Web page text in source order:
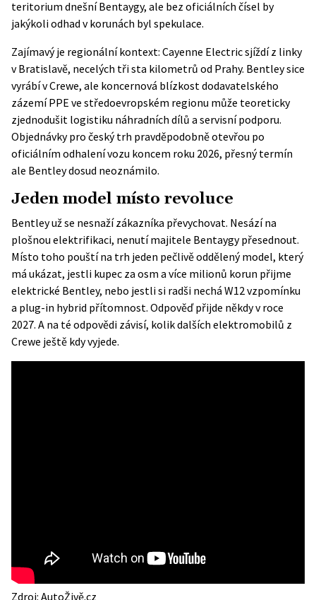
teritorium dnešní Bentaygy, ale bez oficiálních čísel by
jakýkoli odhad v korunách byl spekulace.
Zajímavý je regionální kontext: Cayenne Electric sjíždí z linky
v Bratislavě, necelých tři sta kilometrů od Prahy. Bentley sice
vyrábí v Crewe, ale koncernová blízkost dodavatelského
zázemí PPE ve středoevropském regionu může teoreticky
zjednodušit logistiku náhradních dílů a servisní podporu.
Objednávky pro český trh pravděpodobně otevřou po
oficiálním odhalení vozu koncem roku 2026, přesný termín
ale Bentley dosud neoznámilo.
Jeden model místo revoluce
Bentley už se nesnaží zákazníka převychovat. Nesází na
plošnou elektrifikaci, nenutí majitele Bentaygy přesednout.
Místo toho pouští na trh jeden pečlivě oddělený model, který
má ukázat, jestli kupec za osm a více milionů korun přijme
elektrické Bentley, nebo jestli si radši nechá W12 vzpomínku
a plug-in hybrid přítomnost. Odpověď přijde někdy v roce
2027. A na té odpovědi závisí, kolik dalších elektromobilů z
Crewe ještě kdy vyjede.
Zdroj: AutoŽivě.cz